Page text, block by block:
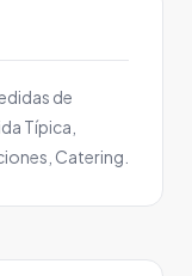
de
Típica,
Catering.